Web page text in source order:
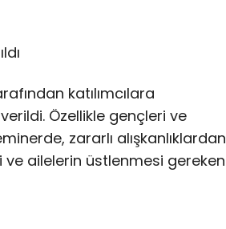
katılımcılara
Özellikle gençleri ve
zararlı alışkanlıklardan
ve ailelerin üstlenmesi gereken